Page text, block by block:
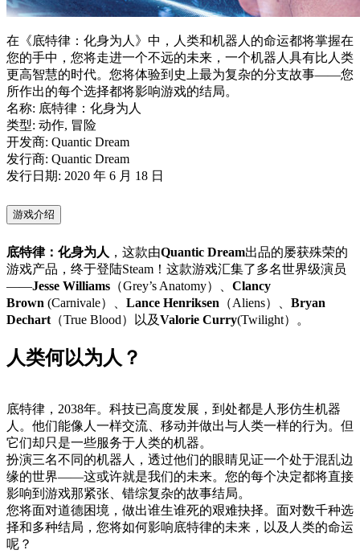
在《底特律：化身为人》中，人类和机器人的命运都将掌握在
您的手中，您将走进一个不远的未来，一个机器人具有比人类
更高智慧的时代。您将体验到史上最为复杂的分支故事——您
所作出的每个选择都将影响游戏的结局。
名称: 底特律：化身为人
类型: 动作, 冒险
开发商: Quantic Dream
发行商: Quantic Dream
发行日期: 2020 年 6 月 18 日
游戏介绍
底特律：化身为人 ，这款由Quantic Dream出品的屡获殊荣的
游戏产品，终于登陆Steam！这款游戏汇集了多名世界级演员
——Jesse Williams （Grey’s Anatomy）、 Clancy
Brown (Carnivale）、 Lance Henriksen （Aliens）、 Bryan
Dechart （True Blood）以及Valorie Curry(Twilight）。
人类何以为人？
底特律，2038年。科技已高度发展，到处都是人形仿生机器
人。他们能像人一样交流、移动并做出与人类一样的行为。但
它们却只是一些服务于人类的机器。
扮演三名不同的机器人，透过他们的眼睛见证一个处于混乱边
缘的世界——这或许就是我们的未来。您的每个决定都将直接
影响到游戏那紧张、错综复杂的故事结局。
您将面对道德困境，做出谁生谁死的艰难抉择。面对数千种选
择和多种结局，您将如何影响底特律的未来，以及人类的命运
呢？